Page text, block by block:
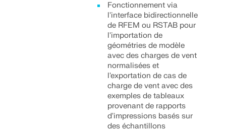
Outil de zone géographique
Le service en ligne Dlubal fournit des cartes de
zones pour la détermination rapide des charges de
neige, des vitesses de vent et des données
Fonctionnement via
l'interface bidirectionnelle
de RFEM ou RSTAB pour
l'importation de
géométries de modèle
avec des charges de vent
normalisées et
l'exportation de cas de
charge de vent avec des
exemples de tableaux
provenant de rapports
d'impressions basés sur
des échantillons